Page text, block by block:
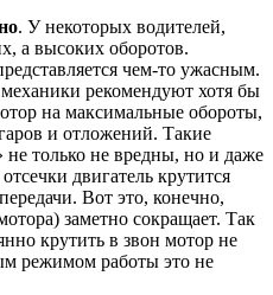
. У некоторых водителей,
а высоких оборотов.
чем-то ужасным.
рекомендуют хотя бы
на максимальные обороты,
и отложений. Такие
не только не вредны, но и даже
двигатель крутится
Вот это, конечно,
заметно сокращает. Так
крутить в звон мотор не
режимом работы это не